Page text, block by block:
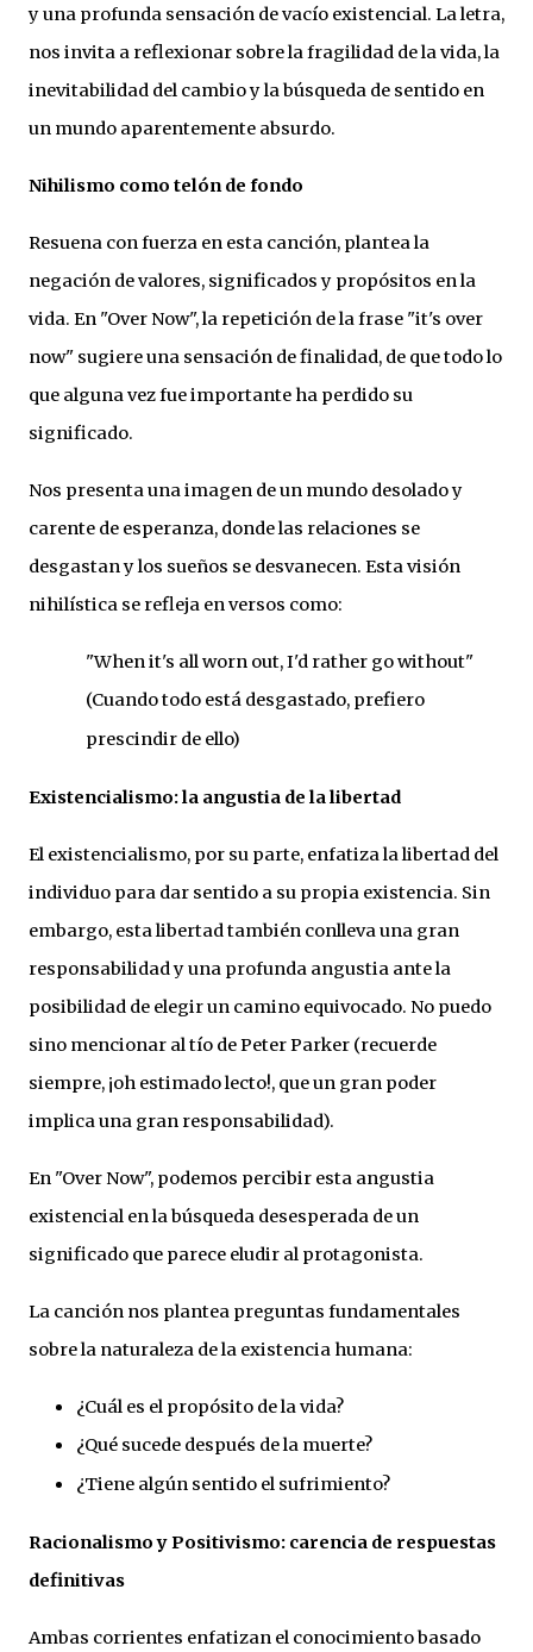
y una profunda sensación de vacío existencial. La letra,
nos invita a reflexionar sobre la fragilidad de la vida, la
inevitabilidad del cambio y la búsqueda de sentido en
un mundo aparentemente absurdo.
Nihilismo como telón de fondo
Resuena con fuerza en esta canción, plantea la
negación de valores, significados y propósitos en la
vida. En "Over Now", la repetición de la frase "it's over
now" sugiere una sensación de finalidad, de que todo lo
que alguna vez fue importante ha perdido su
significado.
Nos presenta una imagen de un mundo desolado y
carente de esperanza, donde las relaciones se
desgastan y los sueños se desvanecen. Esta visión
nihilística se refleja en versos como:
"When it's all worn out, I'd rather go without"
(Cuando todo está desgastado, prefiero
prescindir de ello)
Existencialismo: la angustia de la libertad
El existencialismo, por su parte, enfatiza la libertad del
individuo para dar sentido a su propia existencia. Sin
embargo, esta libertad también conlleva una gran
responsabilidad y una profunda angustia ante la
posibilidad de elegir un camino equivocado. No puedo
sino mencionar al tío de Peter Parker (recuerde
siempre, ¡oh estimado lecto!, que un gran poder
implica una gran responsabilidad).
En "Over Now", podemos percibir esta angustia
existencial en la búsqueda desesperada de un
significado que parece eludir al protagonista.
La canción nos plantea preguntas fundamentales
sobre la naturaleza de la existencia humana:
¿Cuál es el propósito de la vida?
¿Qué sucede después de la muerte?
¿Tiene algún sentido el sufrimiento?
Racionalismo y Positivismo: carencia de respuestas
definitivas
Ambas corrientes enfatizan el conocimiento basado